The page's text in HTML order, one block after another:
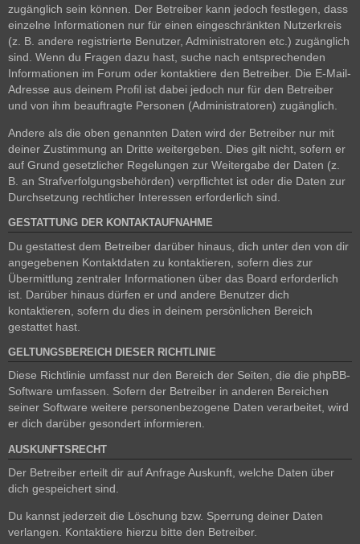
zugänglich sein können. Der Betreiber kann jedoch festlegen, dass
einzelne Informationen nur für einen eingeschränkten Nutzerkreis
(z. B. andere registrierte Benutzer, Administratoren etc.) zugänglich
sind. Wenn du Fragen dazu hast, suche nach entsprechenden
Informationen im Forum oder kontaktiere den Betreiber. Die E-Mail-
Adresse aus deinem Profil ist dabei jedoch nur für den Betreiber
und von ihm beauftragte Personen (Administratoren) zugänglich.
Andere als die oben genannten Daten wird der Betreiber nur mit
deiner Zustimmung an Dritte weitergeben. Dies gilt nicht, sofern er
auf Grund gesetzlicher Regelungen zur Weitergabe der Daten (z.
B. an Strafverfolgungsbehörden) verpflichtet ist oder die Daten zur
Durchsetzung rechtlicher Interessen erforderlich sind.
GESTATTUNG DER KONTAKTAUFNAHME
Du gestattest dem Betreiber darüber hinaus, dich unter den von dir
angegebenen Kontaktdaten zu kontaktieren, sofern dies zur
Übermittlung zentraler Informationen über das Board erforderlich
ist. Darüber hinaus dürfen er und andere Benutzer dich
kontaktieren, sofern du dies in deinem persönlichen Bereich
gestattet hast.
GELTUNGSBEREICH DIESER RICHTLINIE
Diese Richtlinie umfasst nur den Bereich der Seiten, die die phpBB-
Software umfassen. Sofern der Betreiber in anderen Bereichen
seiner Software weitere personenbezogene Daten verarbeitet, wird
er dich darüber gesondert informieren.
AUSKUNFTSRECHT
Der Betreiber erteilt dir auf Anfrage Auskunft, welche Daten über
dich gespeichert sind.
Du kannst jederzeit die Löschung bzw. Sperrung deiner Daten
verlangen. Kontaktiere hierzu bitte den Betreiber.